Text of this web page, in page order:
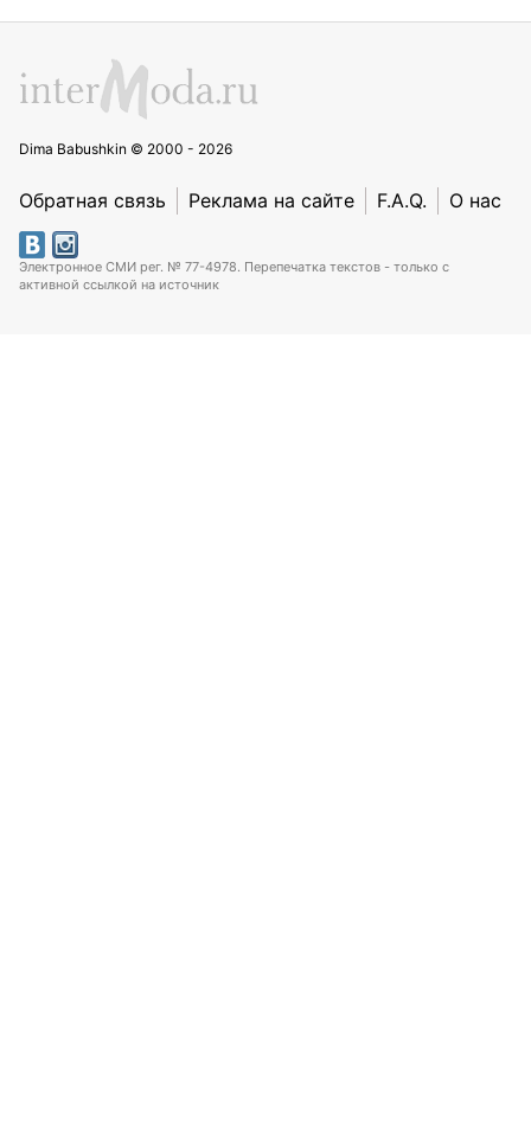
Dima Babushkin © 2000 - 2026
Обратная связь Реклама на сайте F.A.Q. О нас
Электронное СМИ рег. № 77-4978. Перепечатка текстов - только с
активной ссылкой на источник